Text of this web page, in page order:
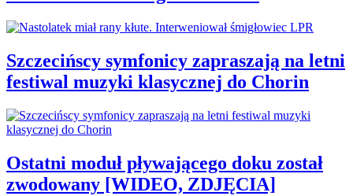
Szczecińscy symfonicy zapraszają na letni
festiwal muzyki klasycznej do Chorin
Ostatni moduł pływającego doku został
zwodowany [WIDEO, ZDJĘCIA]